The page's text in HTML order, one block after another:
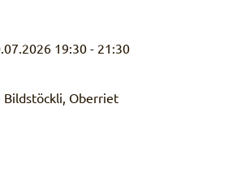
19:30 - 21:30
Bildstöckli, Oberriet